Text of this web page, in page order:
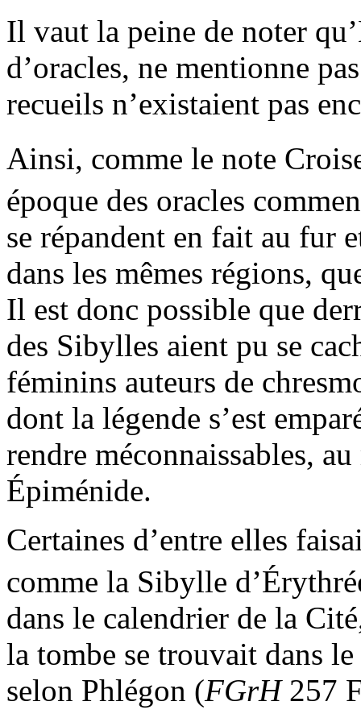
Il vaut la peine de noter
d’oracles, ne mentionne
recueils n’existaient pas
Ainsi, comme le note
époque des oracles
se répandent en fait au fur
dans les mêmes régions,
Il est donc possible que
des Sibylles aient pu se
féminins auteurs de
dont la légende s’est
rendre méconnaissables,
Épiménide.
Certaines d’entre elles
comme la Sibylle
dans le calendrier de la
la tombe se trouvait dans
selon Phlégon (FGrH257